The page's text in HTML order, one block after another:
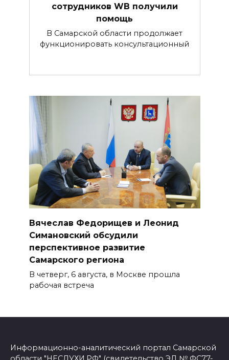
сотрудников WB получили
помощь
В Самарской области продолжает
функционировать консультационный
Вячеслав Федорищев и Леонид
Симановский обсудили
перспективное развитие
Самарского региона
В четверг, 6 августа, в Москве прошла
рабочая встреча
Информационно-аналитический портал Самарской